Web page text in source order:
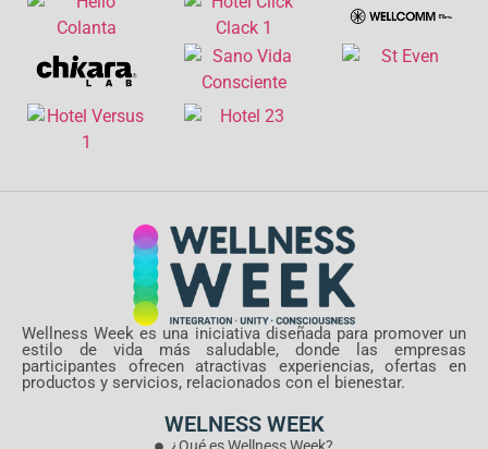
Wellness Week es una iniciativa diseñada para promover un
estilo de vida más saludable, donde las empresas
participantes ofrecen atractivas experiencias, ofertas en
productos y servicios, relacionados con el bienestar.
WELNESS WEEK